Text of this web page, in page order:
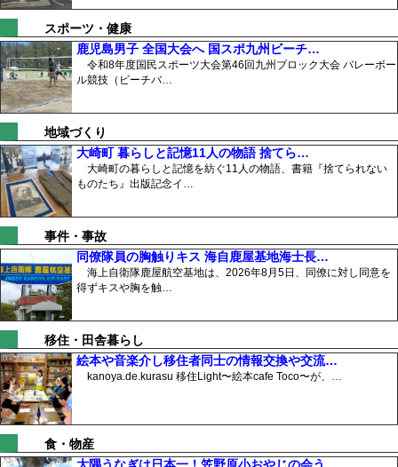
スポーツ・健康
鹿児島男子 全国大会へ 国スポ九州ビーチ…
令和8年度国民スポーツ大会第46回九州ブロック大会 バレーボー
ル競技（ビーチバ…
地域づくり
大崎町 暮らしと記憶11人の物語 捨てら…
大崎町の暮らしと記憶を紡ぐ11人の物語、書籍『捨てられない
ものたち』出版記念イ…
事件・事故
同僚隊員の胸触りキス 海自鹿屋基地海士長…
海上自衛隊鹿屋航空基地は、2026年8月5日、同僚に対し同意を
得ずキスや胸を触…
移住・田舎暮らし
絵本や音楽介し移住者同士の情報交換や交流…
kanoya.de.kurasu 移住Light〜絵本cafe Toco〜が、…
食・物産